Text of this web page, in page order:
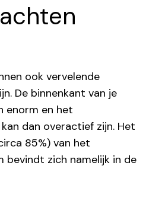
ook vervelende
De binnenkant van je
enorm en het
dan overactief zijn. Het
85%) van het
bevindt zich namelijk in de